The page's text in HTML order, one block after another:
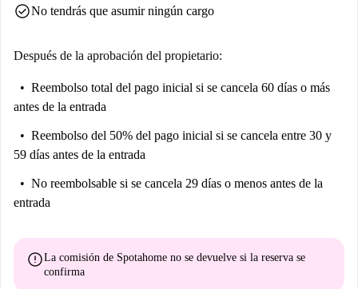
check_circleNo tendrás que asumir ningún cargo
Después de la aprobación del propietario:
Reembolso total del pago inicial si se cancela 60 días o más
antes de la entrada
Reembolso del 50% del pago inicial si se cancela entre 30 y
59 días antes de la entrada
No reembolsable si se cancela 29 días o menos antes de la
entrada
errorLa comisión de Spotahome no se devuelve si la reserva se
confirma